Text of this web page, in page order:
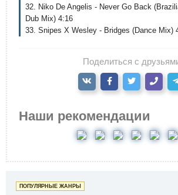
32. Niko De Angelis - Never Go Back
Dub Mix) 4:16
33. Snipes X Wesley - Bridges (Dance Mix)
Поделиться с
Наши рекомендации
ПОПУЛЯРНЫЕ ЖАНРЫ